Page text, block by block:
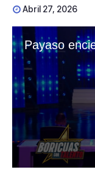
Abril 27, 2026